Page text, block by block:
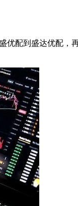
优配到盛达优配，